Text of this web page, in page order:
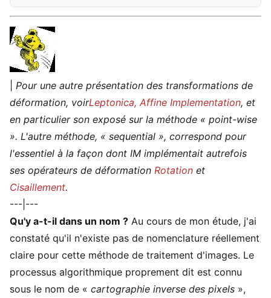
Pour une autre présentation des transformations de
déformation, voirLeptonica, Affine Implementation, et
en particulier son exposé sur la méthode « point-wise
». L'autre méthode, « sequential », correspond pour
l'essentiel à la façon dont IM implémentait autrefois
ses opérateurs de déformation Rotation et
Cisaillement.
---|---
Qu'y a-t-il dans un nom ? Au cours de mon étude, j'ai
constaté qu'il n'existe pas de nomenclature réellement
claire pour cette méthode de traitement d'images. Le
processus algorithmique proprement dit est connu
sous le nom de « cartographie inverse des pixels »,